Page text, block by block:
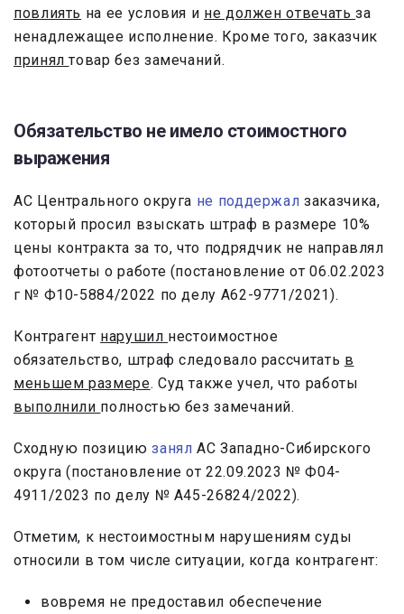
повлиять на ее условия и не должен отвечатьза
ненадлежащее исполнение. Кроме того, заказчик
принялтовар без замечаний.
Обязательство не имело стоимостного
выражения
АС Центрального округа не поддержал заказчика,
который просил взыскать штраф в размере 10%
цены контракта за то, что подрядчик не направлял
фотоотчеты о работе (постановление от 06.02.2023
г № Ф10-5884/2022 по делу А62-9771/2021).
Контрагент нарушил нестоимостное
обязательство, штраф следовало рассчитать в
меньшем размере. Суд также учел, что работы
выполнили полностью без замечаний.
Сходную позициюзанял АС Западно-Сибирского
округа (постановление от 22.09.2023 № Ф04-
4911/2023 по делу № А45-26824/2022).
Отметим, к нестоимостным нарушениям суды
относили в том числе ситуации, когда контрагент:
вовремя не предоставил обеспечение